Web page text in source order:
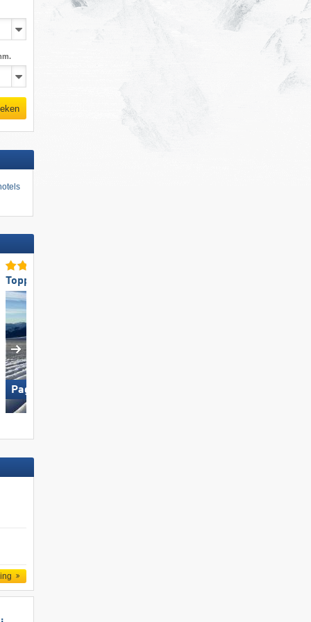
Toppistepreparatie
Paganella – Andalo